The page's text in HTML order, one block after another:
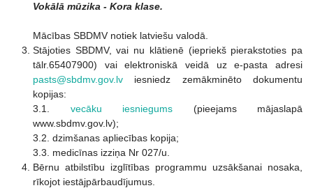
Vokālā mūzika - Kora klase.
Mācības SBDMV notiek latviešu valodā.
Stājoties SBDMV, vai nu klātienē (iepriekš pierakstoties pa
tālr.65407900) vai elektroniskā veidā uz e-pasta adresi
pasts@sbdmv.gov.lv iesniedz zemākminēto dokumentu
kopijas:
3.1.
vecāku iesniegums (pieejams mājaslapā
www.sbdmv.gov.lv);
3.2. dzimšanas apliecības kopija;
3.3. medicīnas izziņa Nr 027/u.
Bērnu atbilstību izglītības programmu uzsākšanai nosaka,
rīkojot iestājpārbaudījumus.